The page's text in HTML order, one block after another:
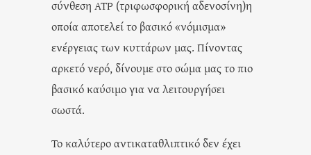
σύνθεση ATP (τριφωσφορική αδενοσίνη)η
οποία αποτελεί το βασικό «νόμισμα»
ενέργειας των κυττάρων μας. Πίνοντας
αρκετό νερό, δίνουμε στο σώμα μας το πιο
βασικό καύσιμο για να λειτουργήσει
σωστά.
Το καλύτερο αντικαταθλιπτικό δεν έχει